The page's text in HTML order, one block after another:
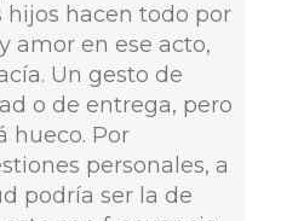
hijos hacen todo por
amor en ese acto,
Un gesto de
o de entrega, pero
hueco. Por
personales, a
podría ser la de